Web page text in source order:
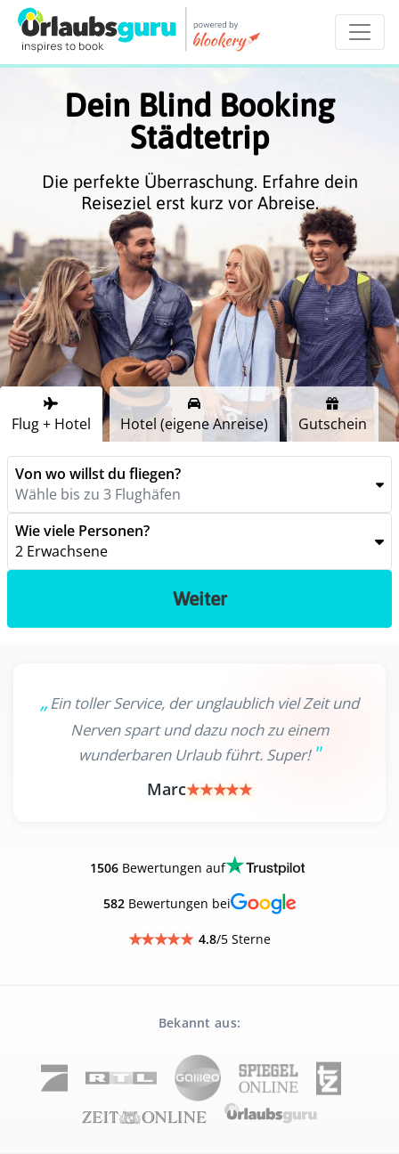
Dein Blind Booking
Städtetrip
Die perfekte Überraschung. Erfahre dein
Reiseziel erst kurz vor Abreise.
Flug + Hotel Hotel (eigene Anreise) Gutschein
Von wo willst du fliegen?
Wähle bis zu 3 Flughäfen
Wie viele Personen?
2 Erwachsene
Weiter
Ein toller Service, der unglaublich viel Zeit und
Nerven spart und dazu noch zu einem
wunderbaren Urlaub führt. Super!
Marc
1506Bewertungen auf
582Bewertungen bei
4.8/5 Sterne
Bekannt aus: